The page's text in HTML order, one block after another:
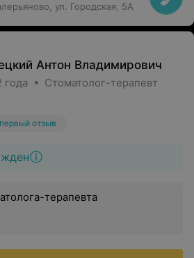
ул. Городская, 5А
Антон Владимирович
года • Стоматолог-терапевт
отзыв
терапевта